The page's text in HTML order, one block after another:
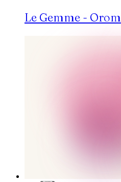
Le Gemme - Orom